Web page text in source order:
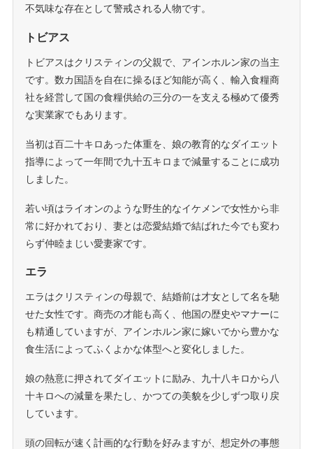
不気味な存在として警戒される人物です。
トビアス
トビアスはクリスティンの父親で、アインホルン家の当主
です。数カ国語を自在に操るほど知能が高く、輸入食糧商
社を経営して国の食糧供給の三分の一を支える極めて優秀
な実業家でもあります。
当初は百二十キロあった体重を、娘の教育的なダイエット
指導によって一年間で九十五キロまで減量することに成功
しました。
若い頃はライオンのような野生的なイケメンで女性から非
常に好かれており、妻とは恋愛結婚で結ばれた今でも変わ
らず仲睦まじい愛妻家です。
エラ
エラはクリスティンの母親で、結婚前は才女として名を馳
せた女性です。商売の才能も高く、他国の歴史やマナーに
も精通していますが、アインホルン家に嫁いでから豊かな
食生活によってふくよかな体型へと変化しました。
娘の熱意に押されてダイエットに励み、九十八キロから八
十キロへの減量を果たし、かつての美貌を少しずつ取り戻
しています。
頭の回転が速く計画的な行動を好みますが、想定外の事態